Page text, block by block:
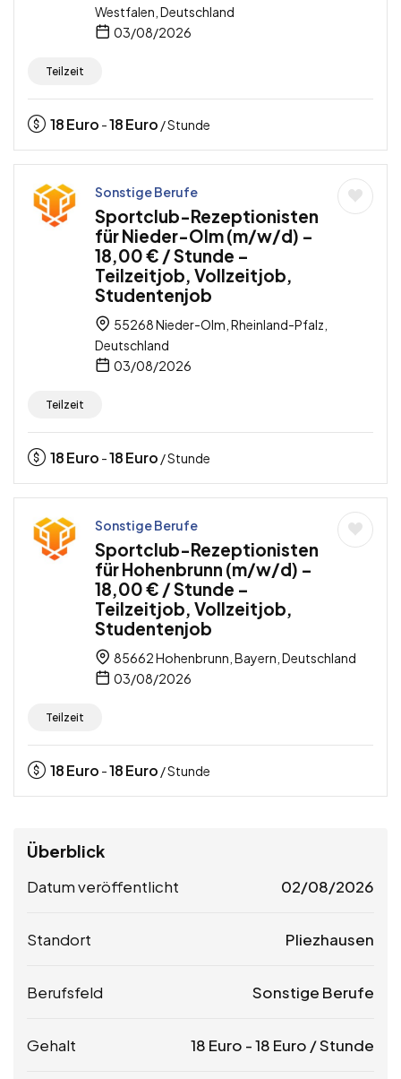
Westfalen, Deutschland
03/08/2026
Teilzeit
18Euro -18Euro / Stunde
Sonstige Berufe
Sportclub-Rezeptionisten
für Nieder-Olm (m/w/d) –
18,00 € / Stunde –
Teilzeitjob, Vollzeitjob,
Studentenjob
55268 Nieder-Olm, Rheinland-Pfalz,
Deutschland
03/08/2026
Teilzeit
18Euro -18Euro / Stunde
Sonstige Berufe
Sportclub-Rezeptionisten
für Hohenbrunn (m/w/d) –
18,00 € / Stunde –
Teilzeitjob, Vollzeitjob,
Studentenjob
85662 Hohenbrunn, Bayern, Deutschland
03/08/2026
Teilzeit
18Euro -18Euro / Stunde
Überblick
Datum veröffentlicht 02/08/2026
Standort Pliezhausen
Berufsfeld Sonstige Berufe
Gehalt 18 Euro -18 Euro / Stunde